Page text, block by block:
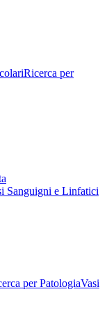
Ricerca per
Sanguigni e Linfatici
per PatologiaVasi